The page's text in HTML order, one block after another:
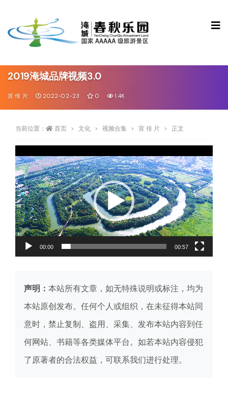
2019淹城品牌视频3.0
宣 传 片 2022-02-23 0 1.4K
当前位置： 首页 文化 视频合集 宣 传 片 正文
视
频
播
放
器
00:00 00:57
声明： 本站所有文章，如无特殊说明或标注，均为
本站原创发布。任何个人或组织，在未征得本站同
意时，禁止复制、盗用、采集、发布本站内容到任
何网站、书籍等各类媒体平台。如若本站内容侵犯
了原著者的合法权益，可联系我们进行处理。